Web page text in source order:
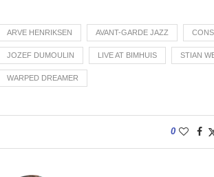
ARVE HENRIKSEN AVANT-GARDE JAZZ
JOZEF DUMOULIN LIVE AT BIMHUIS STIAN
WARPED DREAMER
0